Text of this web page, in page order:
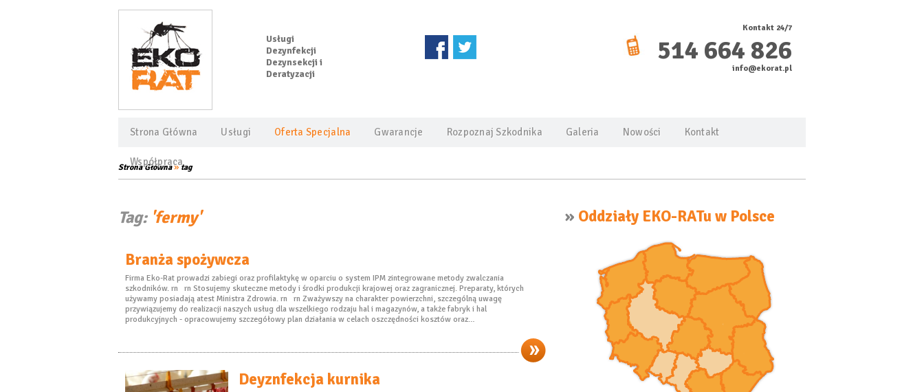
Strona Główna Usługi Oferta Specjalna Gwarancje Rozpoznaj Szkodnika Galeria Nowości Kontakt
Współpraca
Usługi
Dezynfekcji
Dezynsekcji i
Deratyzacji
Kontakt 24/7
514 664 826
info@ekorat.pl
Strona Główna »tag
Tag: 'fermy'
Branża spożywcza
Firma Eko-Rat prowadzi zabiegi oraz profilaktykę w oparciu o system IPM zintegrowane metody zwalczania
szkodników. rn rn Stosujemy skuteczne metody i środki produkcji krajowej oraz zagranicznej. Preparaty, których
używamy posiadają atest Ministra Zdrowia. rn rn Zważywszy na charakter powierzchni, szczególną uwagę
przywiązujemy do realizacji naszych usług dla wszelkiego rodzaju hal i magazynów, a także fabryk i hal
produkcyjnych - opracowujemy szczegółowy plan działania w celach oszczędności kosztów oraz…
Deyznfekcja kurnika
» Oddziały EKO-RATu w Polsce